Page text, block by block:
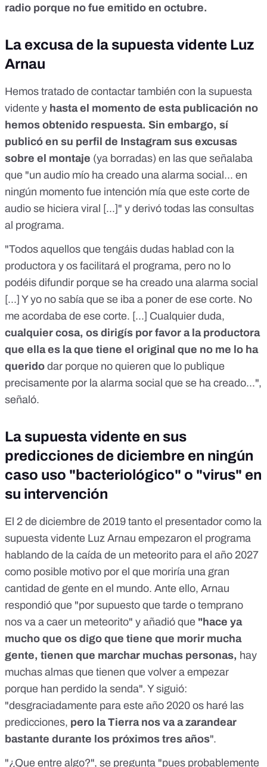
radio porque no fue emitido en octubre.
La excusa de la supuesta vidente Luz
Arnau
Hemos tratado de contactar también con la supuesta
vidente y hasta el momento de esta publicación no
hemos obtenido respuesta. Sin embargo, sí
publicó en su perfil de Instagram sus excusas
sobre el montaje (ya borradas) en las que señalaba
que "un audio mío ha creado una alarma social... en
ningún momento fue intención mía que este corte de
audio se hiciera viral [...]" y derivó todas las consultas
al programa.
"Todos aquellos que tengáis dudas hablad con la
productora y os facilitará el programa, pero no lo
podéis difundir porque se ha creado una alarma social
[...] Y yo no sabía que se iba a poner de ese corte. No
me acordaba de ese corte. [...] Cualquier duda,
cualquier cosa, os dirigís por favor a la productora
que ella es la que tiene el original que no me lo ha
querido dar porque no quieren que lo publique
precisamente por la alarma social que se ha creado...",
señaló.
La supuesta vidente en sus
predicciones de diciembre en ningún
caso uso "bacteriológico" o "virus" en
su intervención
El 2 de diciembre de 2019 tanto el presentador como la
supuesta vidente Luz Arnau empezaron el programa
hablando de la caída de un meteorito para el año 2027
como posible motivo por el que moriría una gran
cantidad de gente en el mundo. Ante ello, Arnau
respondió que "por supuesto que tarde o temprano
nos va a caer un meteorito" y añadió que "hace ya
mucho que os digo que tiene que morir mucha
gente, tienen que marchar muchas personas, hay
muchas almas que tienen que volver a empezar
porque han perdido la senda". Y siguió:
"desgraciadamente para este año 2020 os haré las
predicciones, pero la Tierra nos va a zarandear
bastante durante los próximos tres años".
"¿Que entre algo?", se pregunta "pues probablemente